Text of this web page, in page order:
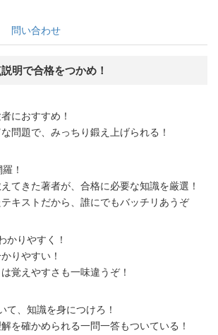
問い合わせ
明で合格をつかめ！
におすすめ！
問題で、みっちり鍛え上げられる！
！
てきた著者が、合格に必要な知識を厳選！
キストだから、誰にでもバッチリあうぞ
かりやすく！
りやすい！
覚えやすさも一味違うぞ！
て、知識を身につけろ！
を確かめられる一問一答もついている！